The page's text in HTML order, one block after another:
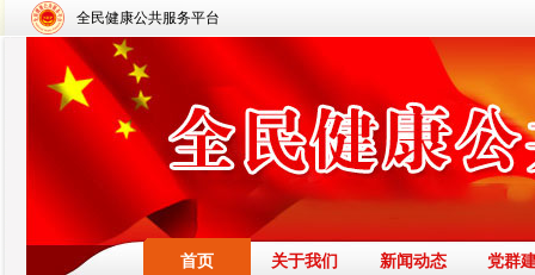
全民健康公共服务平台
首页 关于我们 新闻动态 党群